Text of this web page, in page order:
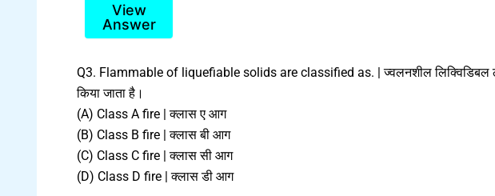
View
Answer
Q3. Flammable of liquefiable solids are classified as. | ज्वलनशील लिक्विडिबल
किया जाता है।
(A) Class A fire | क्लास ए आग
(B) Class B fire | क्लास बी आग
(C) Class C fire | क्लास सी आग
(D) Class D fire | क्लास डी आग